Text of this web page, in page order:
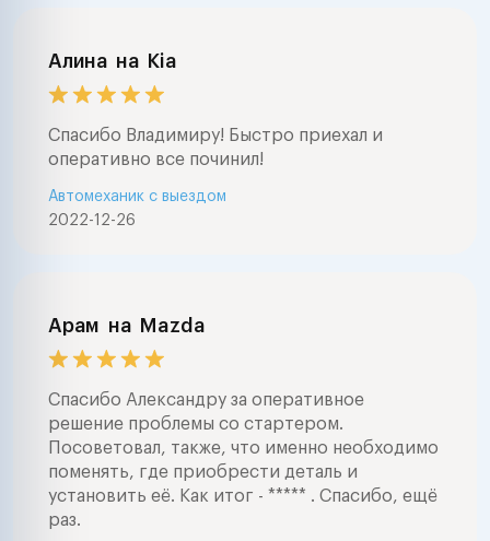
Алина на Kia
Спасибо Владимиру! Быстро приехал и
оперативно все починил!
2022-12-26
Автомеханик с выездом
Арам на Mazda
Спасибо Александру за оперативное
решение проблемы со стартером.
Посоветовал, также, что именно необходимо
поменять, где приобрести деталь и
установить её. Как итог - ***** . Спасибо, ещё
раз.